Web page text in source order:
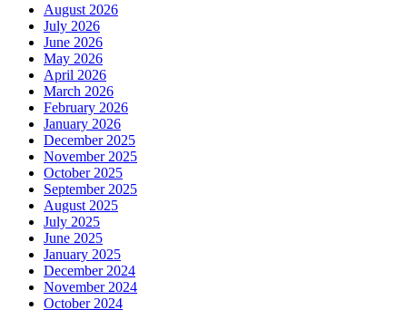
August 2026
July 2026
June 2026
May 2026
April 2026
March 2026
February 2026
January 2026
December 2025
November 2025
October 2025
September 2025
August 2025
July 2025
June 2025
January 2025
December 2024
November 2024
October 2024